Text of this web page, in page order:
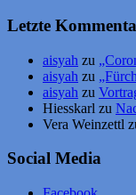
Letzte
aisyah zu
aisyah zu
aisyah zu
Hiesskarl zu
Vera Weinzettl
Social Media